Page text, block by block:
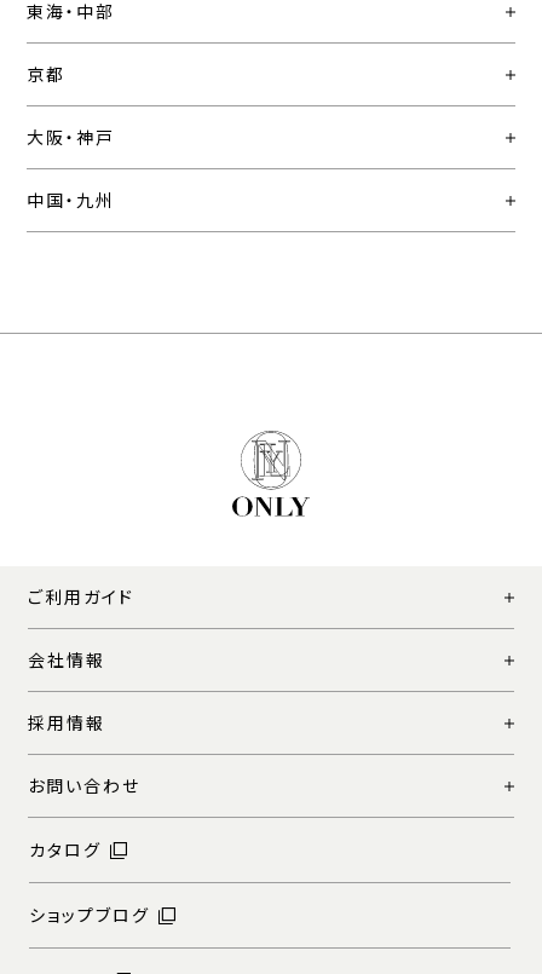
東海・中部
京都
大阪・神戸
中国・九州
ご利用ガイド
会社情報
採用情報
お問い合わせ
カタログ
ショップブログ